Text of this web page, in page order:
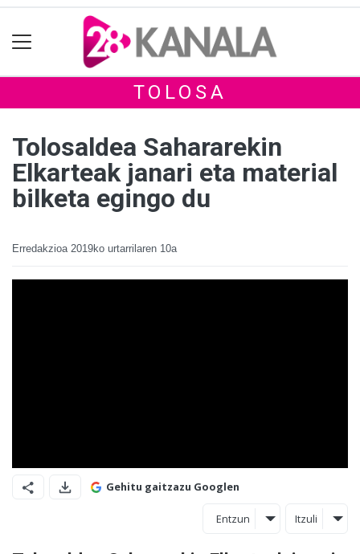
TOLOSA
Tolosaldea Sahararekin
Elkarteak janari eta material
bilketa egingo du
Erredakzioa 2019ko urtarrilaren 10a
Gehitu gaitzazu Googlen
Entzun Itzuli